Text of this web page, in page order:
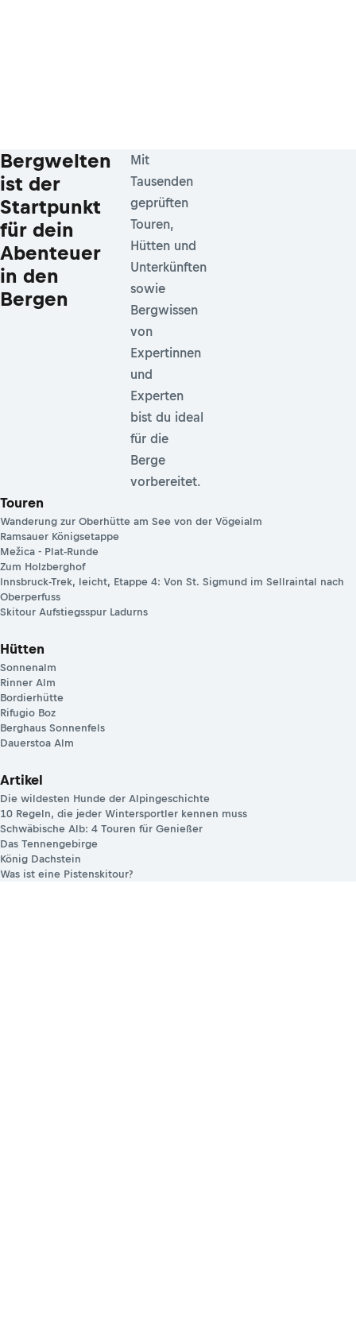
Bergwelten
ist der
Startpunkt
für dein
Abenteuer
in den
Bergen
Mit
Tausenden
geprüften
Touren,
Hütten und
Unterkünften
sowie
Bergwissen
von
Expertinnen
und
Experten
bist du ideal
für die
Berge
vorbereitet.
Touren
Wanderung zur Oberhütte am See von der Vögeialm
Ramsauer Königsetappe
Mežica - Plat-Runde
Zum Holzberghof
Innsbruck-Trek, leicht, Etappe 4: Von St. Sigmund im Sellraintal nach
Oberperfuss
Skitour Aufstiegsspur Ladurns
Hütten
Sonnenalm
Rinner Alm
Bordierhütte
Rifugio Boz
Berghaus Sonnenfels
Dauerstoa Alm
Artikel
Die wildesten Hunde der Alpingeschichte
10 Regeln, die jeder Wintersportler kennen muss
Schwäbische Alb: 4 Touren für Genießer
Das Tennengebirge
König Dachstein
Was ist eine Pistenskitour?